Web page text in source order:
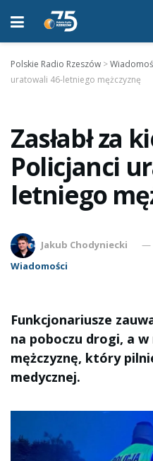
Polskie Radio Rzeszów >
uratowali 46-letniego mężczyznę
Zasłabł za
Policjanci
letniego
Jakub Chodyniecki
Wiadomości
Funkcjonariusze
na poboczu drogi, a
mężczyznę, który
medycznej.